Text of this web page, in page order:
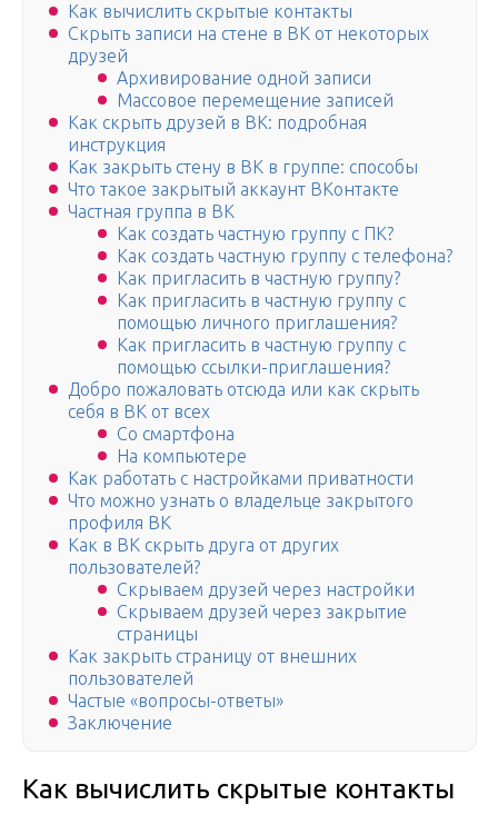
Как вычислить скрытые контакты
Скрыть записи на стене в ВК от некоторых
друзей
Архивирование одной записи
Массовое перемещение записей
Как скрыть друзей в ВК: подробная
инструкция
Как закрыть стену в ВК в группе: способы
Что такое закрытый аккаунт ВКонтакте
Частная группа в ВК
Как создать частную группу с ПК?
Как создать частную группу с телефона?
Как пригласить в частную группу?
Как пригласить в частную группу с
помощью личного приглашения?
Как пригласить в частную группу с
помощью ссылки-приглашения?
Добро пожаловать отсюда или как скрыть
себя в ВК от всех
Со смартфона
На компьютере
Как работать с настройками приватности
Что можно узнать о владельце закрытого
профиля ВК
Как в ВК скрыть друга от других
пользователей?
Скрываем друзей через настройки
Скрываем друзей через закрытие
страницы
Как закрыть страницу от внешних
пользователей
Частые «вопросы-ответы»
Заключение
Как вычислить скрытые контакты